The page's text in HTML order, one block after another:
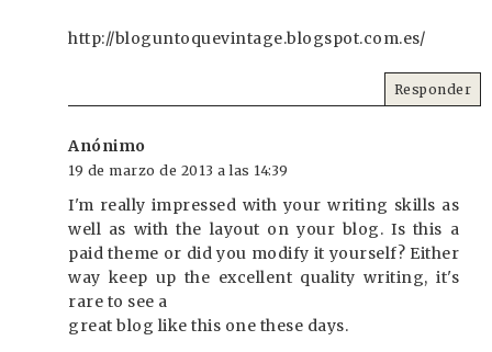
http://bloguntoquevintage.blogspot.com.es/
Responder
Anónimo
19 de marzo de 2013 a las 14:39
I'm really impressed with your writing skills as
well as with the layout on your blog. Is this a
paid theme or did you modify it yourself? Either
way keep up the excellent quality writing, it's
rare to see a
great blog like this one these days.